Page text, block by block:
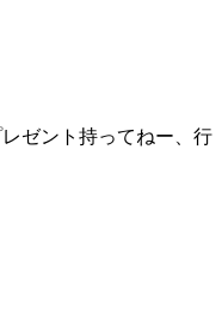
ゼント持ってねー、行